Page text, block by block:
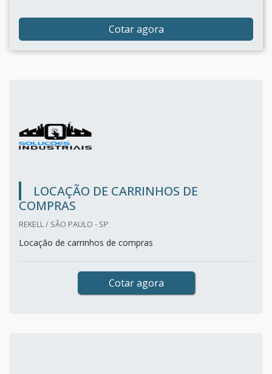
Cotar agora
LOCAÇÃO DE CARRINHOS DE
COMPRAS
REKELL / SÃO PAULO - SP
Locação de carrinhos de compras
Cotar agora